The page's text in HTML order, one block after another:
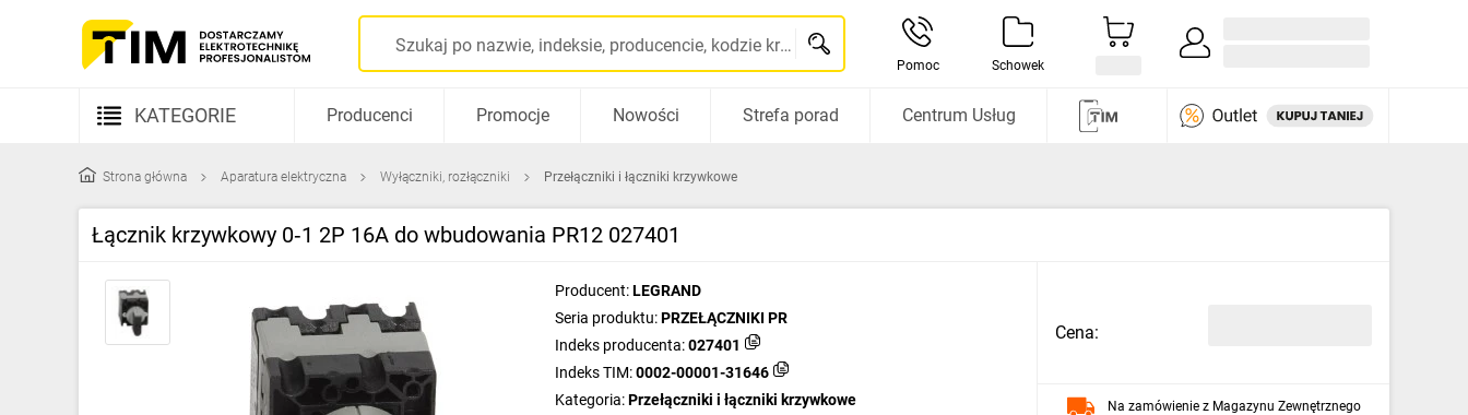
Szukaj po nazwie, indeksie, producencie, kodzie kreskowym...
Pomoc Schowek
KATEGORIE
Kable i przewody
Rozdzielnice i obudowy
Elementy prowadzenia kabli
Fotowoltaika
Producenci Promocje Nowości Strefa porad Centrum Usług
Strona główna Aparatura elektryczna Wyłączniki, rozłączniki Przełączniki i łączniki krzywkowe
Łącznik krzywkowy 0‑1 2P 16A do wbudowania PR12 027401
Producent:LEGRAND
Seria produktu:PRZEŁĄCZNIKI PR
Indeks producenta:027401
Indeks TIM:0002-00001-31646
Kategoria:Przełączniki i łączniki krzywkowe
Cena:
Na zamówienie z Magazynu Zewnętrznego